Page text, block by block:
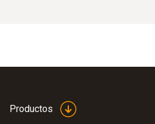
Productos